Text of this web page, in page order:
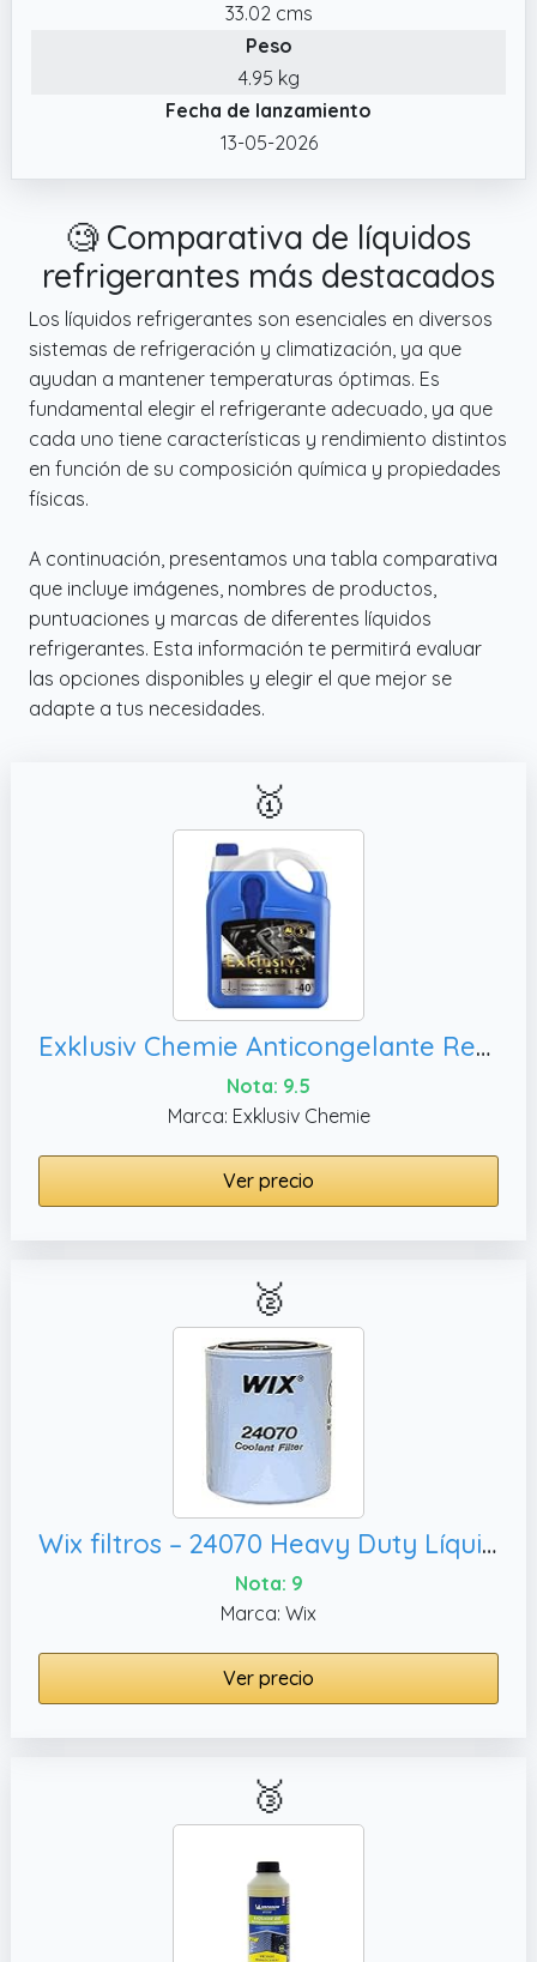
33.02 cms
Peso
4.95 kg
Fecha de lanzamiento
13-05-2026
🧐 Comparativa de líquidos
refrigerantes más destacados
Los líquidos refrigerantes son esenciales en diversos
sistemas de refrigeración y climatización, ya que
ayudan a mantener temperaturas óptimas. Es
fundamental elegir el refrigerante adecuado, ya que
cada uno tiene características y rendimiento distintos
en función de su composición química y propiedades
físicas.
A continuación, presentamos una tabla comparativa
que incluye imágenes, nombres de productos,
puntuaciones y marcas de diferentes líquidos
refrigerantes. Esta información te permitirá evaluar
las opciones disponibles y elegir el que mejor se
adapte a tus necesidades.
🥇
Exklusiv Chemie Anticongelante Refrigerante G11 hasta -40° – 5 litros – 5 Años | Líquido Refrigerante para Coche | Refrigerante G11 Azul | Listo para Usar | Incl. Ayuda de Relleno
Nota: 9.5
Marca: Exklusiv Chemie
Ver precio
🥈
Wix filtros – 24070 Heavy Duty Líquido refrigerante Cubierta con filtro, PACK de 1
Nota: 9
Marca: Wix
Ver precio
🥉